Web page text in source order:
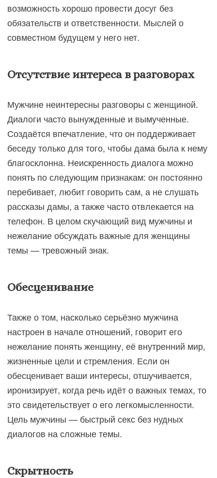
возможность хорошо провести досуг без
обязательств и ответственности. Мыслей о
совместном будущем у него нет.
Отсутствие интереса в разговорах
Мужчине неинтересны разговоры с женщиной.
Диалоги часто вынужденные и вымученные.
Создаётся впечатление, что он поддерживает
беседу только для того, чтобы дама была к нему
благосклонна. Неискренность диалога можно
понять по следующим признакам: он постоянно
перебивает, любит говорить сам, а не слушать
рассказы дамы, а также часто отвлекается на
телефон. В целом скучающий вид мужчины и
нежелание обсуждать важные для женщины
темы — тревожный знак.
Обесценивание
Также о том, насколько серьёзно мужчина
настроен в начале отношений, говорит его
нежелание понять женщину, её внутренний мир,
жизненные цели и стремления. Если он
обесценивает ваши интересы, отшучивается,
иронизирует, когда речь идёт о важных темах, то
это свидетельствует о его легкомысленности.
Цель мужчины — быстрый секс без нудных
диалогов на сложные темы.
Скрытность